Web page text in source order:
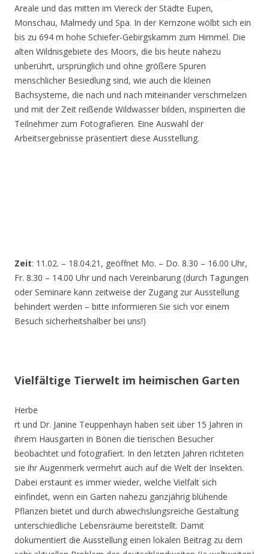
Areale und das mitten im Viereck der Städte Eupen,
Monschau, Malmedy und Spa. In der Kernzone wölbt sich ein
bis zu 694 m hohe Schiefer-Gebirgskamm zum Himmel. Die
alten Wildnisgebiete des Moors, die bis heute nahezu
unberührt, ursprünglich und ohne größere Spuren
menschlicher Besiedlung sind, wie auch die kleinen
Bachsysteme, die nach und nach miteinander verschmelzen
und mit der Zeit reißende Wildwasser bilden, inspirierten die
Teilnehmer zum Fotografieren. Eine Auswahl der
Arbeitsergebnisse präsentiert diese Ausstellung.
Zeit: 11.02. – 18.04.21, geöffnet Mo. – Do. 8.30 – 16.00 Uhr,
Fr. 8.30 – 14.00 Uhr und nach Vereinbarung (durch Tagungen
oder Seminare kann zeitweise der Zugang zur Ausstellung
behindert werden – bitte informieren Sie sich vor einem
Besuch sicherheitshalber bei uns!)
Vielfältige Tierwelt im heimischen Garten
Herbe
rt und Dr. Janine Teuppenhayn haben seit über 15 Jahren in
ihrem Hausgarten in Bönen die tierischen Besucher
beobachtet und fotografiert. In den letzten Jahren richteten
sie ihr Augenmerk vermehrt auch auf die Welt der Insekten.
Dabei erstaunt es immer wieder, welche Vielfalt sich
einfindet, wenn ein Garten nahezu ganzjährig blühende
Pflanzen bietet und durch abwechslungsreiche Gestaltung
unterschiedliche Lebensräume bereitstellt. Damit
dokumentiert die Ausstellung einen lokalen Beitrag zu dem